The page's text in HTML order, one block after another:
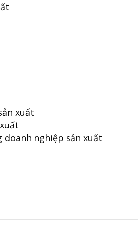
xuất
nghiệp sản xuất